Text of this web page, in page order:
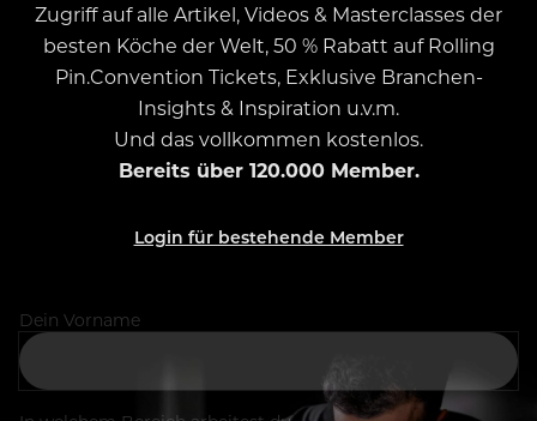
Zugriff auf alle Artikel, Videos & Masterclasses der
besten Köche der Welt, 50 % Rabatt auf Rolling
Pin.Convention Tickets, Exklusive Branchen-
Insights & Inspiration u.v.m.
Und das vollkommen kostenlos.
Bereits über 120.000 Member.
Login für bestehende Member
Dein Vorname